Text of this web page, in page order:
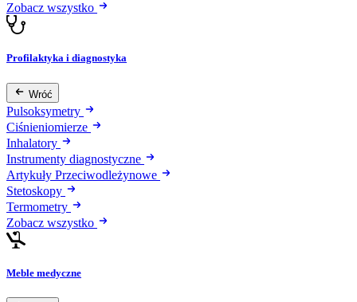
Zobacz wszystko
Profilaktyka i diagnostyka
Wróć
Pulsoksymetry
Ciśnieniomierze
Inhalatory
Instrumenty diagnostyczne
Artykuły Przeciwodleżynowe
Stetoskopy
Termometry
Zobacz wszystko
Meble medyczne